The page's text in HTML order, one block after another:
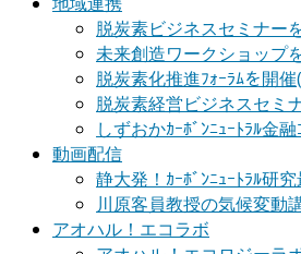
脱炭素ビジネスセミナー
未来創造ワークショップ
脱炭素化推進ﾌｫｰﾗﾑを開
脱炭素経営ビジネスセミ
しずおかｶｰﾎﾞﾝﾆｭｰﾄﾗﾙ金
動画配信
静大発！ｶｰﾎﾞﾝﾆｭｰﾄﾗﾙ研
川原客員教授の気候変動
アオハル！エコラボ